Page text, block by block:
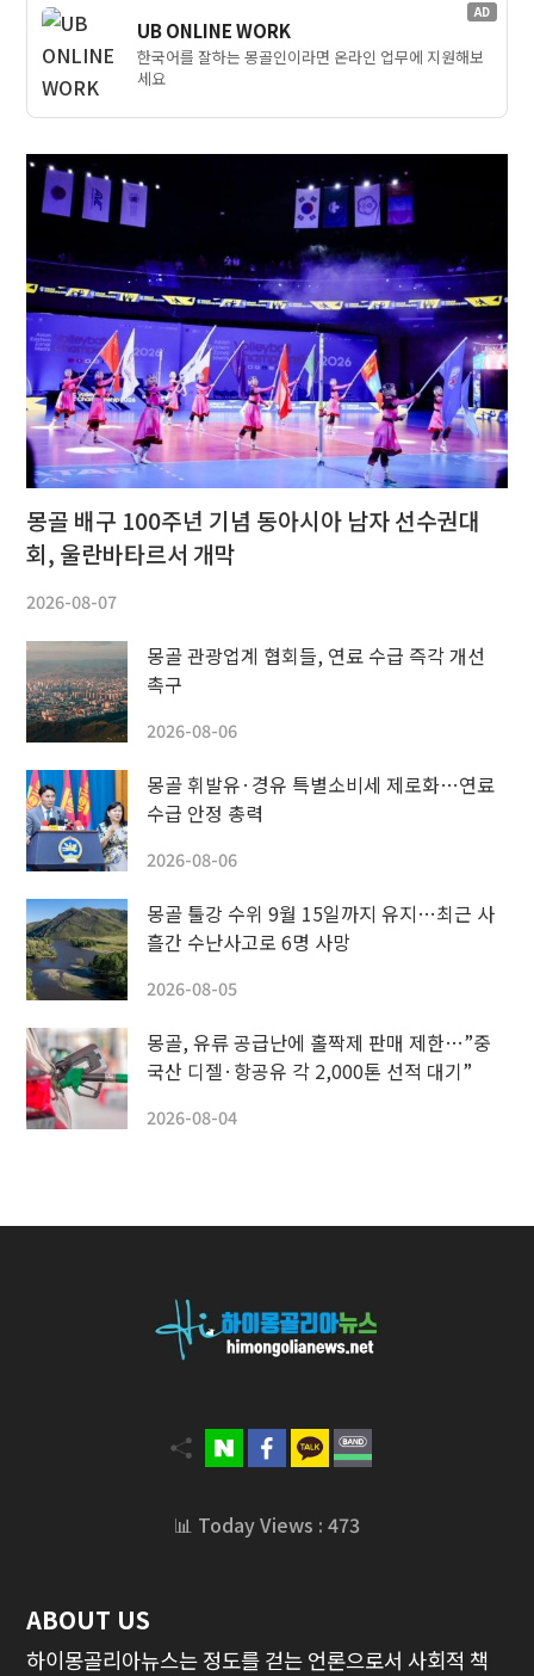
AD
UB ONLINE WORK
한국어를 잘하는 몽골인이라면 온라인 업무에 지원해보
세요
몽골 배구 100주년 기념 동아시아 남자 선수권대
회, 울란바타르서 개막
2026-08-07
몽골 관광업계 협회들, 연료 수급 즉각 개선
촉구
2026-08-06
몽골 휘발유·경유 특별소비세 제로화…연료
수급 안정 총력
2026-08-06
몽골 툴강 수위 9월 15일까지 유지…최근 사
흘간 수난사고로 6명 사망
2026-08-05
몽골, 유류 공급난에 홀짝제 판매 제한…”중
국산 디젤·항공유 각 2,000톤 선적 대기”
2026-08-04
📊 Today Views : 473
ABOUT US
하이몽골리아뉴스는 정도를 걷는 언론으로서 사회적 책